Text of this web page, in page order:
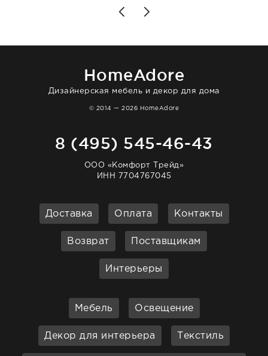
Позже заказывала остальные приборы -
доставили сдэком на следующий день к
отвечает очень быстро. Взаимодействием
HomeAdore
Дизайнерская мебель и декор для дома
© 2014 — 2026 HomeAdore
8 (495) 545-46-43
ООО «Комфорт Трейд»
ИНН 7704767045
Доставка Оплата Контакты
Возврат Поставщикам
Интерьеры
Мебель Освещение
Декор для интерьера Текстиль